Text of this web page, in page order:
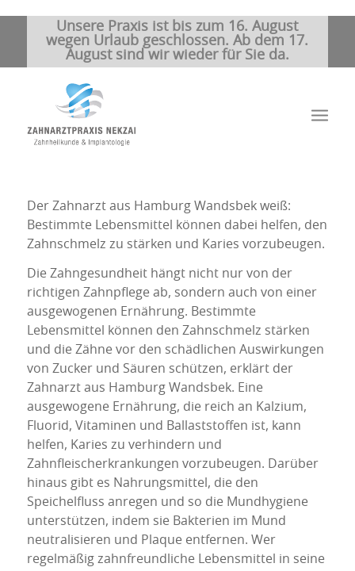
Unsere Praxis ist bis zum 16. August
wegen Urlaub geschlossen. Ab dem 17.
August sind wir wieder für Sie da.
Der Zahnarzt aus Hamburg Wandsbek weiß:
Bestimmte Lebensmittel können dabei helfen, den
Zahnschmelz zu stärken und Karies vorzubeugen.
Die Zahngesundheit hängt nicht nur von der
richtigen Zahnpflege ab, sondern auch von einer
ausgewogenen Ernährung. Bestimmte
Lebensmittel können den Zahnschmelz stärken
und die Zähne vor den schädlichen Auswirkungen
von Zucker und Säuren schützen, erklärt der
Zahnarzt aus Hamburg Wandsbek. Eine
ausgewogene Ernährung, die reich an Kalzium,
Fluorid, Vitaminen und Ballaststoffen ist, kann
helfen, Karies zu verhindern und
Zahnfleischerkrankungen vorzubeugen. Darüber
hinaus gibt es Nahrungsmittel, die den
Speichelfluss anregen und so die Mundhygiene
unterstützen, indem sie Bakterien im Mund
neutralisieren und Plaque entfernen. Wer
regelmäßig zahnfreundliche Lebensmittel in seine